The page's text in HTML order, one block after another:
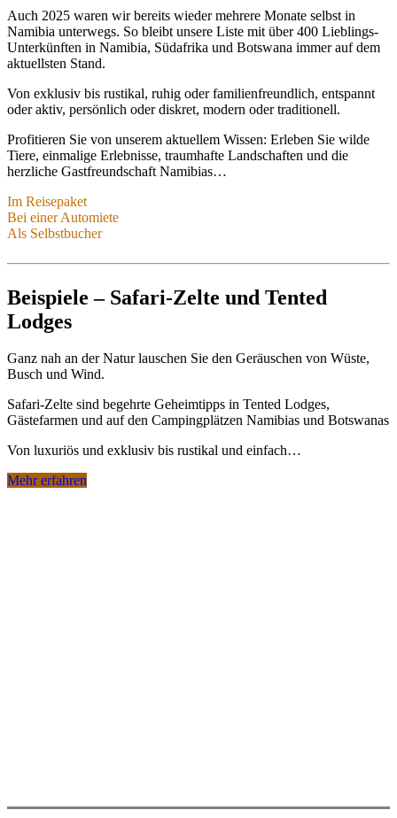
Auch 2025 waren wir bereits wieder mehrere Monate selbst in
Namibia unterwegs. So bleibt unsere Liste mit über 400 Lieblings-
Unterkünften in Namibia, Südafrika und Botswana immer auf dem
aktuellsten Stand.
Von exklusiv bis rustikal, ruhig oder familienfreundlich, entspannt
oder aktiv, persönlich oder diskret, modern oder traditionell.
Profitieren Sie von unserem aktuellem Wissen: Erleben Sie wilde
Tiere, einmalige Erlebnisse, traumhafte Landschaften und die
herzliche Gastfreundschaft Namibias…
Im Reisepaket
komfortabel.
Ihr Ansprechpartner ist vor, während und nach der Reise für Sie da:
Unser Team
Im Reisepaket
Bei einer Automiete
Buchen Sie einfach Camper oder Mietwagen über uns.
Danach stehen wir Ihnen flexibel und kostenfrei mit unseren
Premium-Leistungen
Bei einer Automiete
Falls Sie später Mietwagen oder Reise über uns buchen, rechnen wir
Ihre Gebühren gerne an.
Premium-Leistungen
Als Selbstbucher
Beispiele – Safari-Zelte und Tented
Lodges
Ganz nah an der Natur lauschen Sie den Geräuschen von Wüste,
Busch und Wind.
Safari-Zelte sind begehrte Geheimtipps in Tented Lodges,
Gästefarmen und auf den Campingplätzen Namibias und Botswanas
Von luxuriös und exklusiv bis rustikal und einfach…
Mehr erfahren